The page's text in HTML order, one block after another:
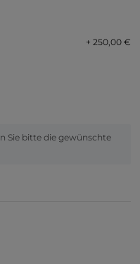
+ 250,00 €
Sie bitte die gewünschte